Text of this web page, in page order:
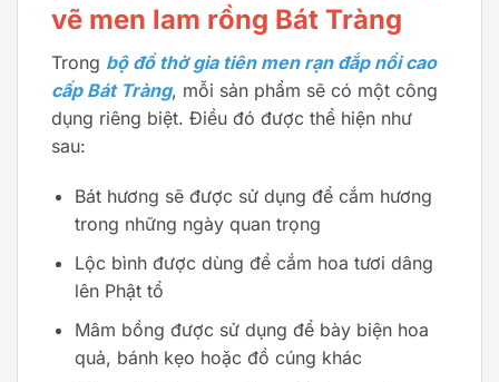
vẽ men lam rồng Bát Tràng
Trong bộ đồ thờ gia tiên men rạn đắp nổi cao
cấp Bát Tràng, mỗi sản phẩm sẽ có một công
dụng riêng biệt. Điều đó được thể hiện như
sau:
Bát hương sẽ được sử dụng để cắm hương
trong những ngày quan trọng
Lộc bình được dùng để cắm hoa tươi dâng
lên Phật tổ
Mâm bồng được sử dụng để bày biện hoa
quả, bánh kẹo hoặc đồ cúng khác